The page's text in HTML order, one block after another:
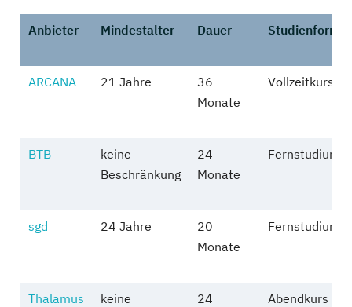
Anbieter Mindestalter Dauer Studienform
ARCANA 21 Jahre
36
Monate
Vollzeitkurs
BTB
keine
Beschränkung
24
Monate
Fernstudium
sgd 24 Jahre
20
Monate
Fernstudium
Thalamus
keine
24
Abendkurs